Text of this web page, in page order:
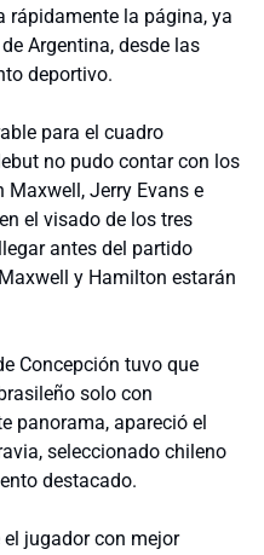
rápidamente la página, ya
Argentina, desde las
deportivo.
para el cuadro
no pudo contar con los
Maxwell, Jerry Evans e
el visado de los tres
antes del partido
y Hamilton estarán
Concepción tuvo que
solo con
panorama, apareció el
seleccionado chileno
destacado.
jugador con mejor